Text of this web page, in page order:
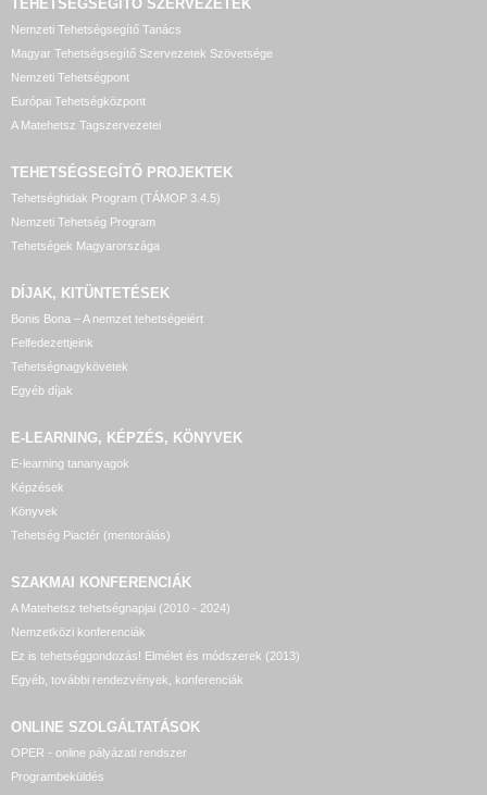
TEHETSÉGSEGÍTŐ SZERVEZETEK
Nemzeti Tehetségsegítő Tanács
Magyar Tehetségsegítő Szervezetek Szövetsége
Nemzeti Tehetségpont
Európai Tehetségközpont
A Matehetsz Tagszervezetei
TEHETSÉGSEGÍTŐ PROJEKTEK
Tehetséghidak Program (TÁMOP 3.4.5)
Nemzeti Tehetség Program
Tehetségek Magyarországa
DÍJAK, KITÜNTETÉSEK
Bonis Bona – A nemzet tehetségeiért
Felfedezettjeink
Tehetségnagykövetek
Egyéb díjak
E-LEARNING, KÉPZÉS, KÖNYVEK
E-learning tananyagok
Képzések
Könyvek
Tehetség Piactér (mentorálás)
SZAKMAI KONFERENCIÁK
A Matehetsz tehetségnapjai (2010 - 2024)
Nemzetközi konferenciák
Ez is tehetséggondozás! Elmélet és módszerek (2013)
Egyéb, további rendezvények, konferenciák
ONLINE SZOLGÁLTATÁSOK
OPER - online pályázati rendszer
Programbeküldés